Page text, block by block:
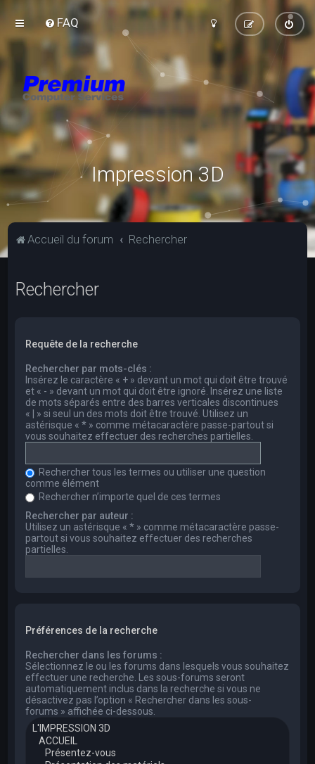
FAQ
Impression 3D
Accueil du forum Rechercher
Rechercher
Requête de la recherche
Rechercher par mots-clés :
Insérez le caractère « + » devant un mot qui doit être trouvé
et « - » devant un mot qui doit être ignoré. Insérez une liste
de mots séparés entre des barres verticales discontinues
« | » si seul un des mots doit être trouvé. Utilisez un
astérisque « * » comme métacaractère passe-partout si
vous souhaitez effectuer des recherches partielles.
Rechercher tous les termes ou utiliser une question
comme élément
Rechercher n’importe quel de ces termes
Rechercher par auteur :
Utilisez un astérisque « * » comme métacaractère passe-
partout si vous souhaitez effectuer des recherches
partielles.
Préférences de la recherche
Rechercher dans les forums :
Sélectionnez le ou les forums dans lesquels vous souhaitez
effectuer une recherche. Les sous-forums seront
automatiquement inclus dans la recherche si vous ne
désactivez pas l’option « Rechercher dans les sous-
forums » affichée ci-dessous.